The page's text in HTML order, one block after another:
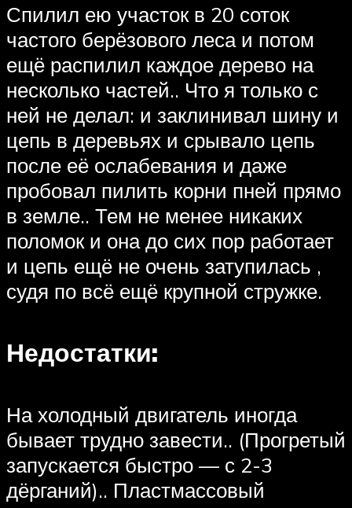
Спилил ею участок в 20 соток
частого берёзового леса и потом
ещё распилил каждое дерево на
несколько частей.. Что я только с
ней не делал: и заклинивал шину и
цепь в деревьях и срывало цепь
после её ослабевания и даже
пробовал пилить корни пней прямо
в земле.. Тем не менее никаких
поломок и она до сих пор работает
и цепь ещё не очень затупилась ,
судя по всё ещё крупной стружке.
Недостатки:
На холодный двигатель иногда
бывает трудно завести.. (Прогретый
запускается быстро — с 2-3
дёрганий).. Пластмассовый